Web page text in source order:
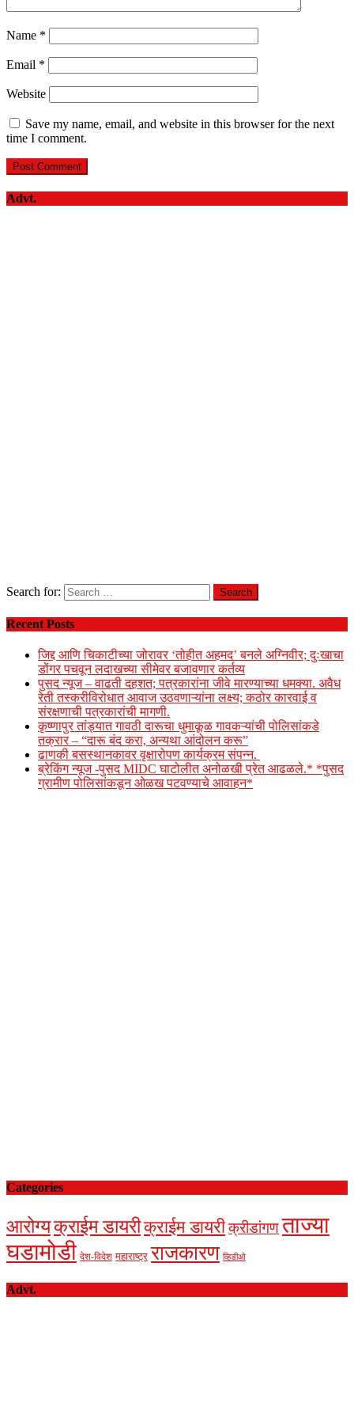
Name *
Email *
Website
Save my name, email, and website in this browser for the next
time I comment.
Advt.
Search for:
Recent Posts
जिद्द आणि चिकाटीच्या जोरावर ‘तोहीत अहमद’ बनले अग्निवीर; दुःखाचा
डोंगर पचवून लदाखच्या सीमेवर बजावणार कर्तव्य
पुसद न्यूज – वाढती दहशत; पत्रकारांना जीवे मारण्याच्या धमक्या. अवैध
रेती तस्करीविरोधात आवाज उठवणाऱ्यांना लक्ष्य; कठोर कारवाई व
संरक्षणाची पत्रकारांची मागणी.
कृष्णापुर तांड्यात गावठी दारूचा धुमाकूळ गावकऱ्यांची पोलिसांकडे
तक्रार – “दारू बंद करा, अन्यथा आंदोलन करू”
ढाणकी बसस्थानकावर वृक्षारोपण कार्यक्रम संपन्न.
ब्रेकिंग न्यूज -पुसद MIDC घाटोलीत अनोळखी प्रेत आढळले.* *पुसद
ग्रामीण पोलिसांकडून ओळख पटवण्याचे आवाहन*
Categories
आरोग्यक्राईम डायरीक्राईम डायरीक्रीडांगणताज्या
घडामोडी देश-विदेश महाराष्ट्र राजकारण व्हिडीओ
Advt.